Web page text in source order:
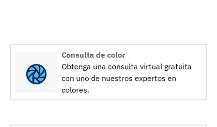
Consulta de color
Obtenga una consulta virtual gratuita
con uno de nuestros expertos en
colores.